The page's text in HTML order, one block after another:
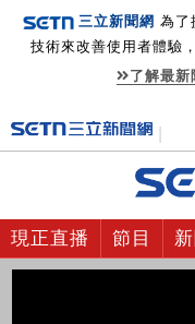
三立新聞網 為了
技術來改善使用者體驗
了解最新
現正直播 節目